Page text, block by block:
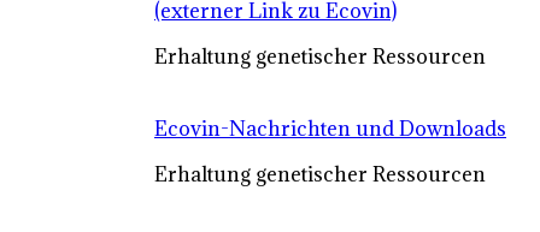
(externer Link zu Ecovin)
Erhaltung genetischer Ressourcen
Ecovin-Nachrichten und Downloads
Erhaltung genetischer Ressourcen